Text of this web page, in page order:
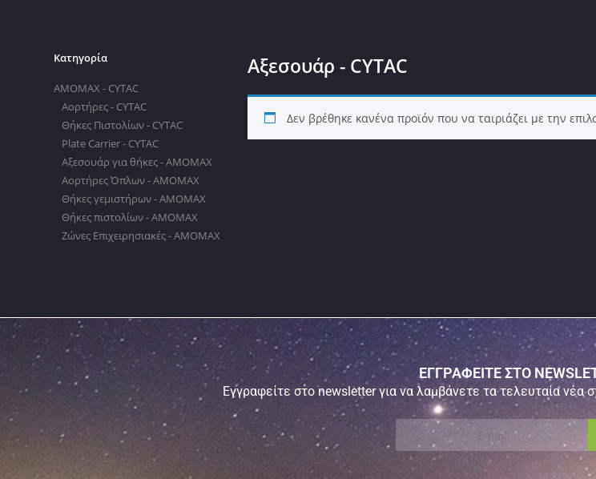
Αξεσουάρ - CYTAC
Δεν βρέθηκε κανένα προϊόν που να ταιριάζει με την
Κατηγορία
AMOMAX - CYTAC
Αορτήρες - CYTAC
Θήκες Πιστολίων - CYTAC
Plate Carrier - CYTAC
Αξεσουάρ για θήκες - AMOMAX
Αορτήρες Όπλων - AMOMAX
Θήκες γεμιστήρων - AMOMAX
Θήκες πιστολίων - AMOMAX
Ζώνες Επιχειρησιακές - AMOMAX
ΕΓΓΡΑΦΕΙΤΕ ΣΤΟ
Εγγραφείτε στο newsletter για να λαμβάνετε τα τελευταία νέα